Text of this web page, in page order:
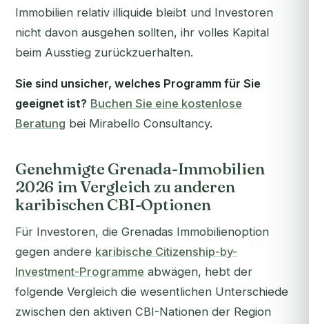
Immobilien relativ illiquide bleibt und Investoren
nicht davon ausgehen sollten, ihr volles Kapital
beim Ausstieg zurückzuerhalten.
Sie sind unsicher, welches Programm für Sie
geeignet ist? Buchen Sie eine kostenlose
Beratung bei Mirabello Consultancy.
Genehmigte Grenada-Immobilien
2026 im Vergleich zu anderen
karibischen CBI-Optionen
Für Investoren, die Grenadas Immobilienoption
gegen andere karibische Citizenship-by-
Investment-Programme abwägen, hebt der
folgende Vergleich die wesentlichen Unterschiede
zwischen den aktiven CBI-Nationen der Region